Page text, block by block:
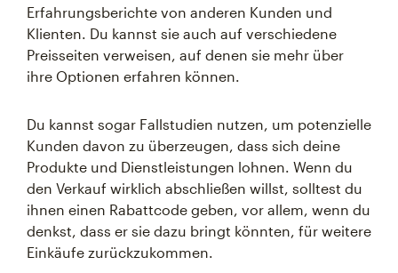
Erfahrungsberichte von anderen Kunden und
Klienten. Du kannst sie auch auf verschiedene
Preisseiten verweisen, auf denen sie mehr über
ihre Optionen erfahren können.
Du kannst sogar Fallstudien nutzen, um potenzielle
Kunden davon zu überzeugen, dass sich deine
Produkte und Dienstleistungen lohnen. Wenn du
den Verkauf wirklich abschließen willst, solltest du
ihnen einen Rabattcode geben, vor allem, wenn du
denkst, dass er sie dazu bringt könnten, für weitere
Einkäufe zurückzukommen.